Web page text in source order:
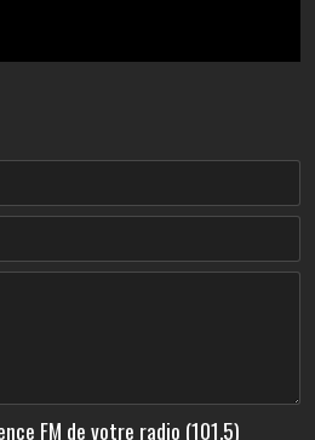
FM de votre radio (101.5)